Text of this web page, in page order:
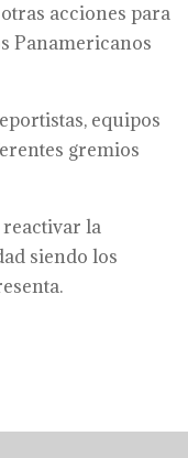
acciones para
Panamericanos
equipos
gremios
reactivar la
siendo los